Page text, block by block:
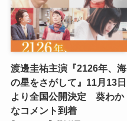
渡邊圭祐主演『2126年、海
の星をさがして』11月13日
より全国公開決定 葵わか
なコメント到着